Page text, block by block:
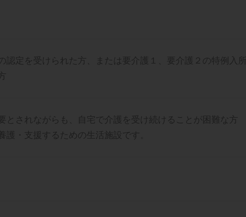
認定を受けられた方、または要介護１、要介護２の特例入所
とされながらも、自宅で介護を受け続けることが困難な方
護・支援するための生活施設です。